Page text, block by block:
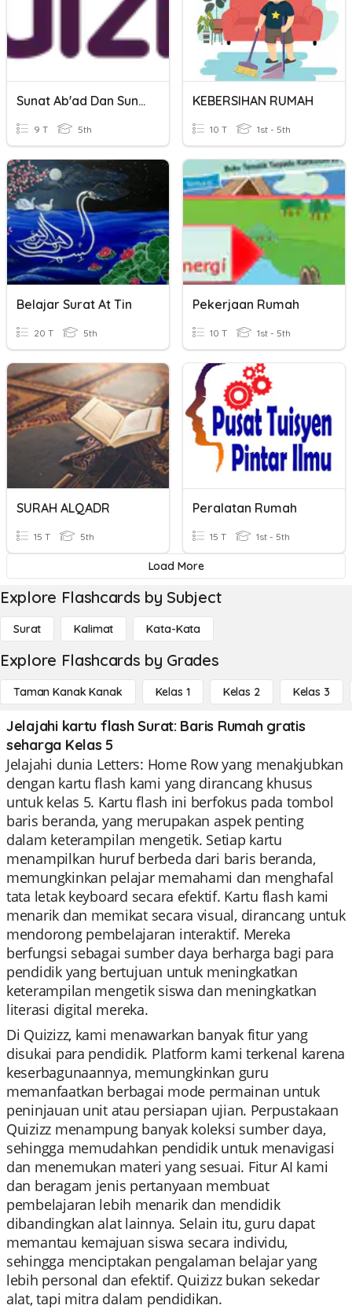
Sunat Ab'ad Dan Sunat Haiat
9 T 5th
KEBERSIHAN RUMAH
10 T 1st - 5th
Belajar Surat At Tin
20 T 5th
Pekerjaan Rumah
10 T 1st - 5th
SURAH ALQADR
15 T 5th
Peralatan Rumah
15 T 1st - 5th
Load More
Explore Flashcards by Subject
Surat Kalimat Kata-Kata
Explore Flashcards by Grades
Taman Kanak Kanak Kelas 1 Kelas 2 Kelas 3
Jelajahi kartu flash Surat: Baris Rumah gratis
seharga Kelas 5
Jelajahi dunia Letters: Home Row yang menakjubkan
dengan kartu flash kami yang dirancang khusus
untuk kelas 5. Kartu flash ini berfokus pada tombol
baris beranda, yang merupakan aspek penting
dalam keterampilan mengetik. Setiap kartu
menampilkan huruf berbeda dari baris beranda,
memungkinkan pelajar memahami dan menghafal
tata letak keyboard secara efektif. Kartu flash kami
menarik dan memikat secara visual, dirancang untuk
mendorong pembelajaran interaktif. Mereka
berfungsi sebagai sumber daya berharga bagi para
pendidik yang bertujuan untuk meningkatkan
keterampilan mengetik siswa dan meningkatkan
literasi digital mereka.
Di Quizizz, kami menawarkan banyak fitur yang
disukai para pendidik. Platform kami terkenal karena
keserbagunaannya, memungkinkan guru
memanfaatkan berbagai mode permainan untuk
peninjauan unit atau persiapan ujian. Perpustakaan
Quizizz menampung banyak koleksi sumber daya,
sehingga memudahkan pendidik untuk menavigasi
dan menemukan materi yang sesuai. Fitur AI kami
dan beragam jenis pertanyaan membuat
pembelajaran lebih menarik dan mendidik
dibandingkan alat lainnya. Selain itu, guru dapat
memantau kemajuan siswa secara individu,
sehingga menciptakan pengalaman belajar yang
lebih personal dan efektif. Quizizz bukan sekedar
alat, tapi mitra dalam pendidikan.